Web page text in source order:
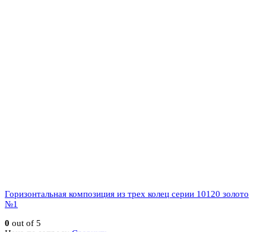
Горизонтальная композиция из трех колец серии 10120 золото
№1
0 out of 5